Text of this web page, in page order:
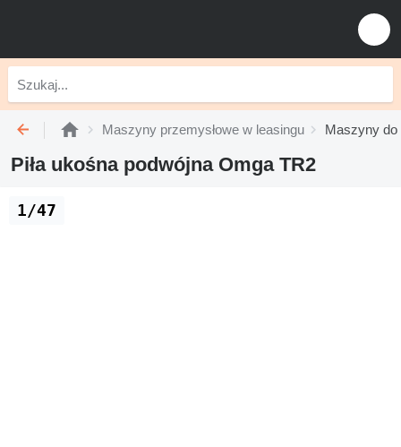
Maszyny przemysłowe w leasingu Maszyny do
Piła ukośna podwójna Omga TR2
1/47